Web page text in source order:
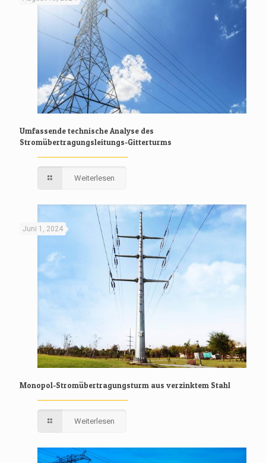
Umfassende technische Analyse des
Stromübertragungsleitungs-Gitterturms
Weiterlesen
Juni 1, 2024
Monopol-Stromübertragungsturm aus verzinktem Stahl
Weiterlesen